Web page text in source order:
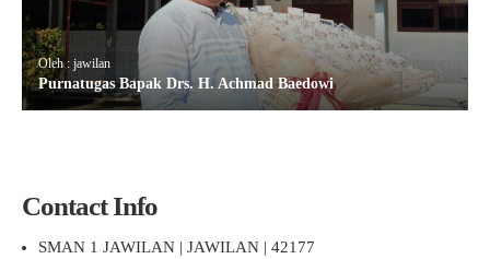
Oleh : jawilan
Purnatugas Bapak Drs. H. Achmad Baedowi
Contact Info
SMAN 1 JAWILAN | JAWILAN | 42177